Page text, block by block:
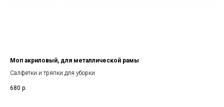
Моп акриловый, для металлической рамы
Салфетки и тряпки для уборки
680 р.